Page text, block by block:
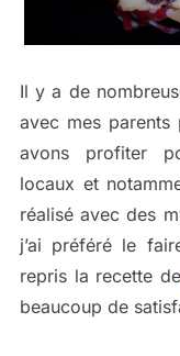
Il y a de
avec mes parents
avons profiter
locaux et
réalisé avec des
j’ai préféré le
repris la recette de
beaucoup de